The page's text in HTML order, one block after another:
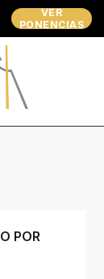
VER
PONENCIAS
POR